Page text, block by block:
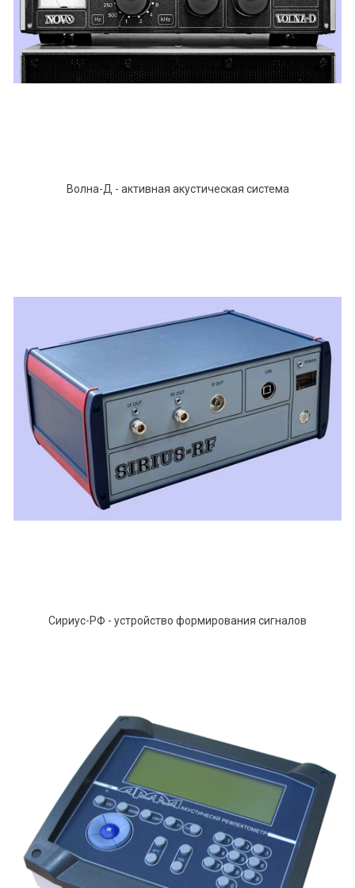
Волна-Д - активная акустическая система
Сириус-РФ - устройство формирования сигналов